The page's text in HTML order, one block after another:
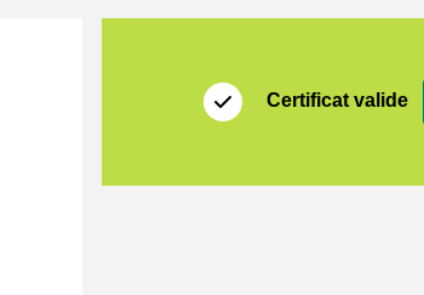
Certificat valide